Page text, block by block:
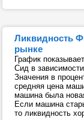
Ликвидность
рынке
График
Сид в
Значения в
средняя цена
машина была
Если машина
то ликвидность